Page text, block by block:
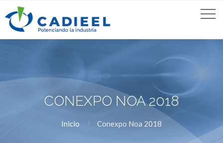
CONEXPO NOA 2018
Inicio Conexpo Noa 2018